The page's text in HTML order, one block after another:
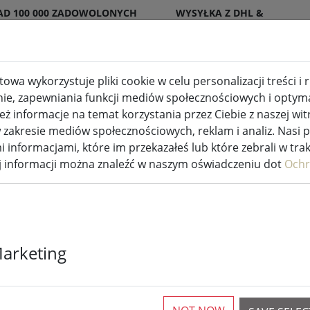
100 000 ZADOWOLONYCH
WYSYŁKA Z DHL &
i zewnętrzne
Kuchnia i jedzenie
rozdzielacza
230V 10 cm
wykorzystuje pliki cookie w celu personalizacji treści i
zapewniania funkcji mediów społecznościowych i
informacje na temat korzystania przez Ciebie z naszej
mediów społecznościowych, reklam i analiz. Nasi
informacjami, które im przekazałeś lub które zebrali w
informacji można znaleźć w naszym oświadczeniu dot